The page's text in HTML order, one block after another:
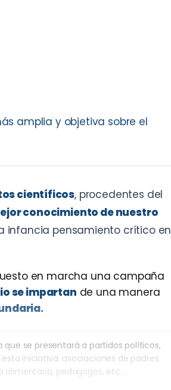
amplia y objetiva sobre el
científicos, procedentes del
conocimiento de nuestro
infancia pensamiento crítico en
en marcha una campaña
se impartan de una manera
se presentará a partidos políticos,
iniciativa: asociaciones de padres
pedagogos, etc…